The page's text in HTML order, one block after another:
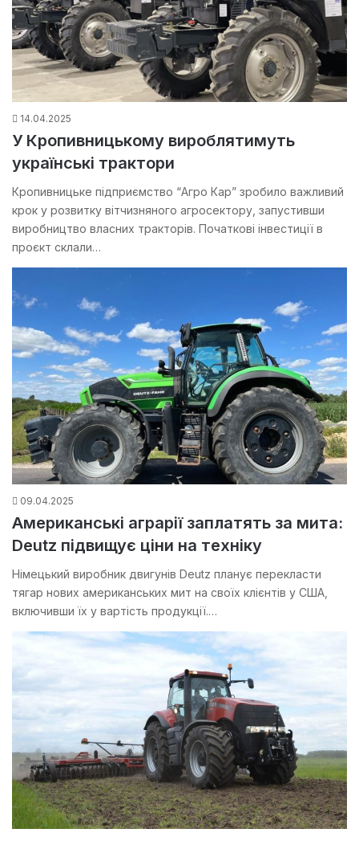
14.04.2025
У Кропивницькому вироблятимуть
українські трактори
Кропивницьке підприємство “Агро Кар” зробило важливий
крок у розвитку вітчизняного агросектору, запустивши
виробництво власних тракторів. Початкові інвестиції в
проєкт склали…
09.04.2025
Американські аграрії заплатять за мита:
Deutz підвищує ціни на техніку
Німецький виробник двигунів Deutz планує перекласти
тягар нових американських мит на своїх клієнтів у США,
включивши їх у вартість продукції.…